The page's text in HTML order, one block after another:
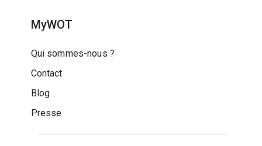
MyWOT
Qui sommes-nous ?
Contact
Blog
Presse